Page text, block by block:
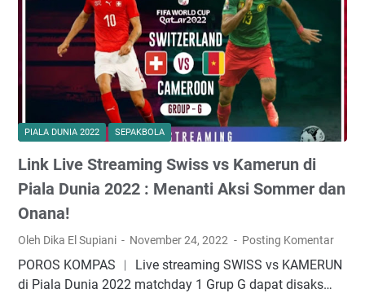
w
i
s
s
d
i
P
i
a
D
u
n
k
s
i
T
i
m
n
a
s
S
b
i
a
PIALA DUNIA 2022 SEPAKBOLA
Link Live Streaming Swiss vs Kamerun di
Piala Dunia 2022 : Menanti Aksi Sommer dan
Onana!
Oleh Dika El Supiani November 24, 2022 Posting Komentar
POROS KOMPAS ︱ Live streaming SWISS vs KAMERUN
di Piala Dunia 2022 matchday 1 Grup G dapat disaks…